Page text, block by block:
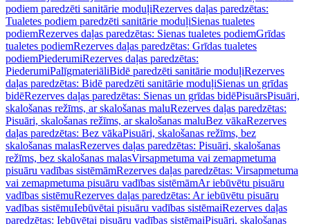
podiem paredzēti sanitārie moduļiRezerves daļas paredzētas:
Tualetes podiem paredzēti sanitārie moduļiSienas tualetes
podiemRezerves daļas paredzētas: Sienas tualetes podiemGrīdas
tualetes podiemRezerves daļas paredzētas: Grīdas tualetes
podiemPiederumiRezerves daļas paredzētas:
PiederumiPalīgmateriāliBidē paredzēti sanitārie moduļiRezerves
daļas paredzētas: Bidē paredzēti sanitārie moduļiSienas un grīdas
bidēRezerves daļas paredzētas: Sienas un grīdas bidēPisuārsPisuāri,
skalošanas režīms, ar skalošanas maluRezerves daļas paredzētas:
Pisuāri, skalošanas režīms, ar skalošanas maluBez vākaRezerves
daļas paredzētas: Bez vākaPisuāri, skalošanas režīms, bez
skalošanas malasRezerves daļas paredzētas: Pisuāri, skalošanas
režīms, bez skalošanas malasVirsapmetuma vai zemapmetuma
pisuāru vadības sistēmāmRezerves daļas paredzētas: Virsapmetuma
vai zemapmetuma pisuāru vadības sistēmāmAr iebūvētu pisuāru
vadības sistēmuRezerves daļas paredzētas: Ar iebūvētu pisuāru
vadības sistēmuIebūvētai pisuāru vadības sistēmaiRezerves daļas
paredzētas: Iebūvētai pisuāru vadības sistēmaiPisuāri, skalošanas